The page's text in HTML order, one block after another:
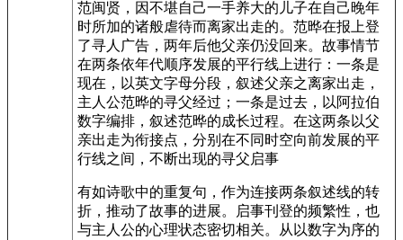
范闽贤，因不堪自己一手养大的儿子在自己晚年
时所加的诸般虐待而离家出走的。范晔在报上登
了寻人广告，两年后他父亲仍没回来。故事情节
在两条依年代顺序发展的平行线上进行：一条是
现在，以英文字母分段，叙述父亲之离家出走，
主人公范晔的寻父经过；一条是过去，以阿拉伯
数字编排，叙述范晔的成长过程。在这两条以父
亲出走为衔接点，分别在不同时空向前发展的平
行线之间，不断出现的寻父启事
有如诗歌中的重复句，作为连接两条叙述线的转
折，推动了故事的进展。启事刊登的频繁性，也
与主人公的心理状态密切相关。从以数字为序的